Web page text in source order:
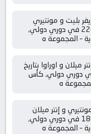
بليت و مونتيري
بتاريخ 2025-06-22 في دوري دولي,
– المجموعة ه
ميلان و اوراوا بتاريخ
06-21 في دوري دولي, كأس
ه
و إنتر ميلان
بتاريخ 2025-06-18 في دوري دولي,
– المجموعة ه